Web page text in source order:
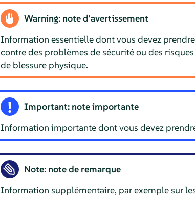
Warning: note d'avertissement
Information essentielle dont vous devez
contre des problèmes de sécurité ou des
de blessure physique.
Important: note importante
Information importante dont vous devez
Note: note de remarque
Information supplémentaire, par exemple sur